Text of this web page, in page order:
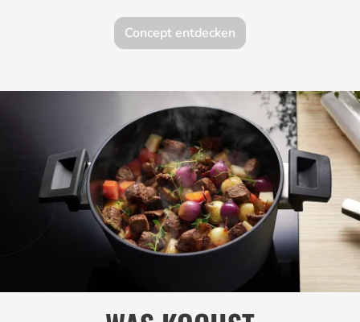
Concept entdecken